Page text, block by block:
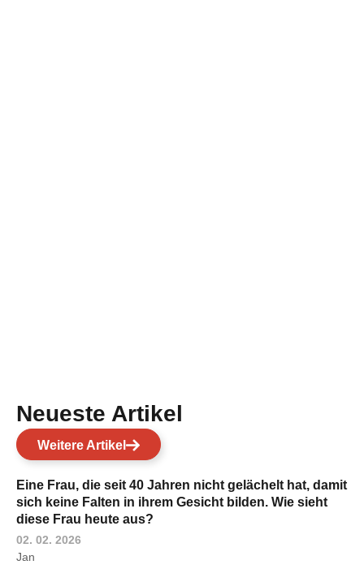
Neueste Artikel
Weitere Artikel
Eine Frau, die seit 40 Jahren nicht gelächelt hat, damit
sich keine Falten in ihrem Gesicht bilden. Wie sieht
diese Frau heute aus?
02. 02. 2026
Jan